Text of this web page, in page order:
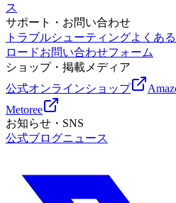
ス
サポート・お問い合わせ
トラブルシューティングよくあ
ロードお問い合わせフォーム
ショップ・掲載メディア
公式オンラインショップ
Metoree
お知らせ・SNS
公式ブログニュース